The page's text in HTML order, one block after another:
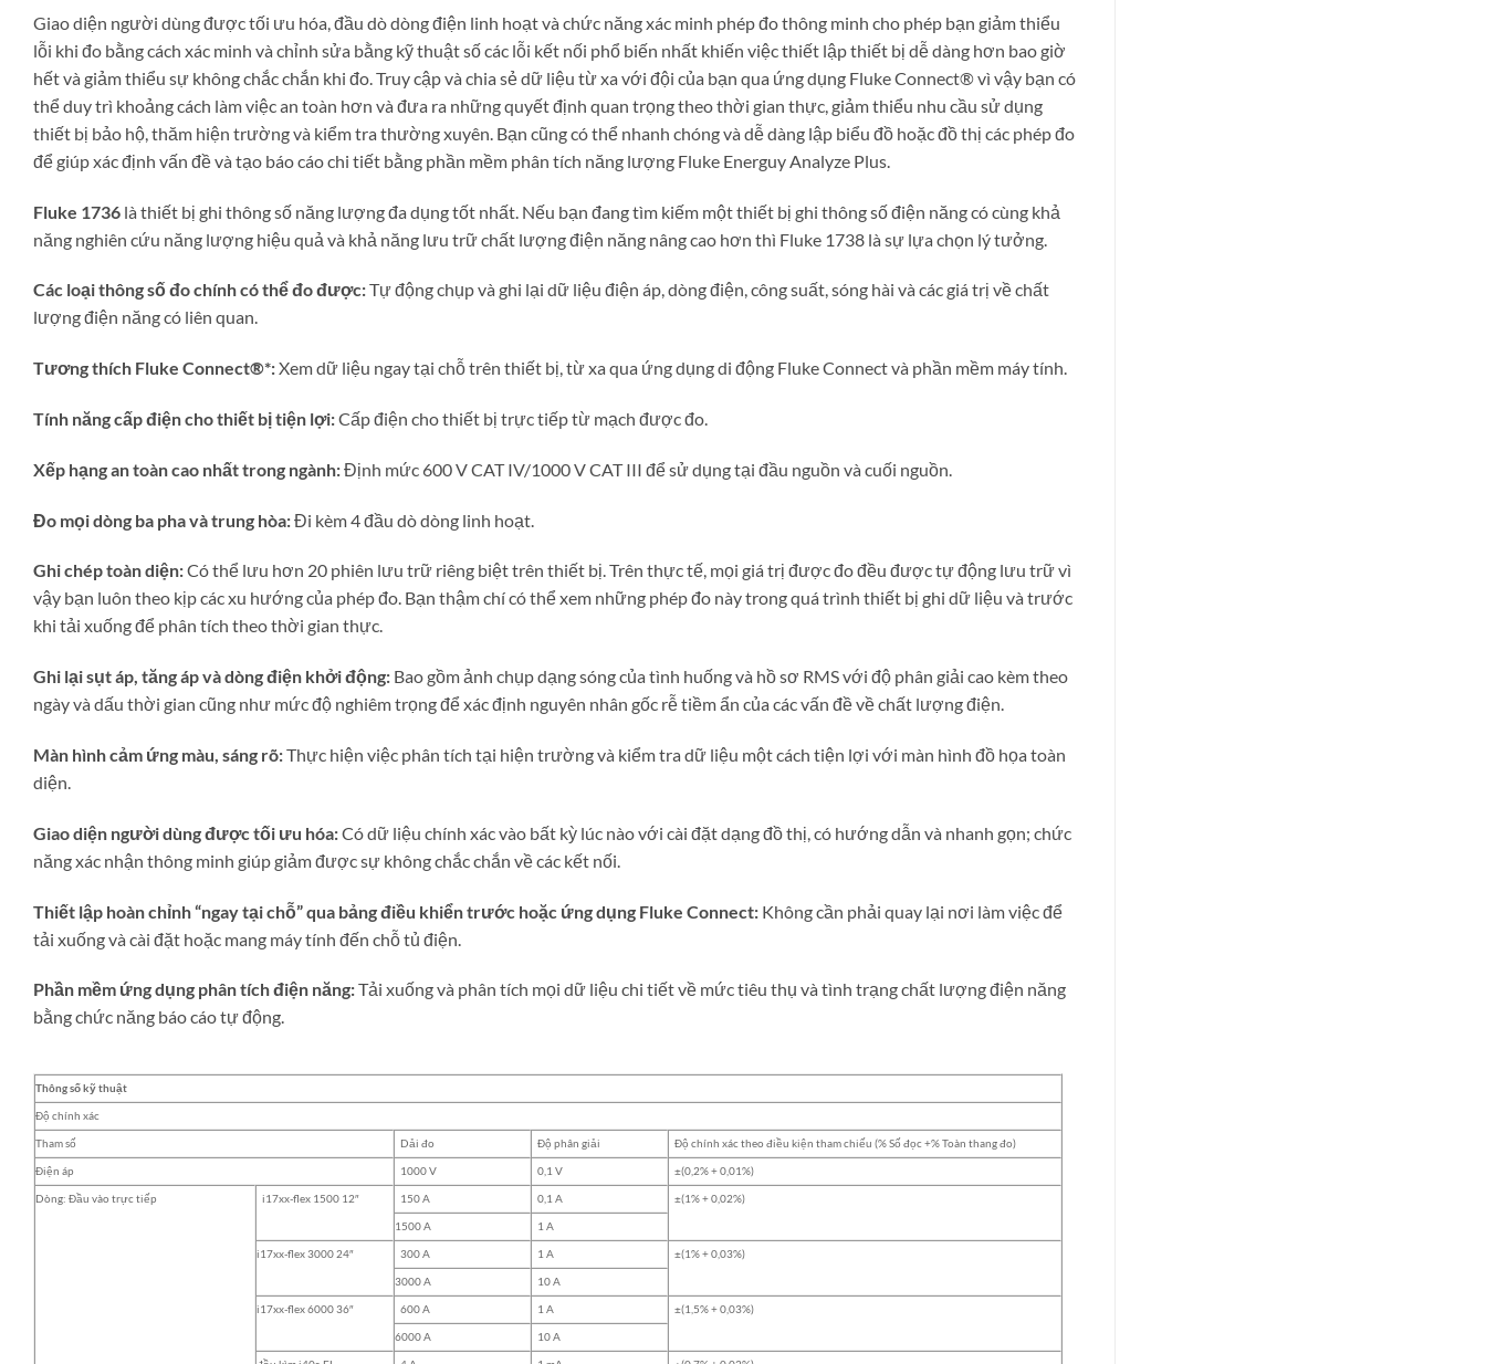
Giao diện người dùng được tối ưu hóa, đầu dò dòng điện linh hoạt và chức năng xác minh phép đo thông minh cho phép bạn giảm thiểu
lỗi khi đo bằng cách xác minh và chỉnh sửa bằng kỹ thuật số các lỗi kết nối phổ biến nhất khiến việc thiết lập thiết bị dễ dàng hơn bao giờ
hết và giảm thiểu sự không chắc chắn khi đo. Truy cập và chia sẻ dữ liệu từ xa với đội của bạn qua ứng dụng Fluke Connect® vì vậy bạn có
thể duy trì khoảng cách làm việc an toàn hơn và đưa ra những quyết định quan trọng theo thời gian thực, giảm thiểu nhu cầu sử dụng
thiết bị bảo hộ, thăm hiện trường và kiểm tra thường xuyên. Bạn cũng có thể nhanh chóng và dễ dàng lập biểu đồ hoặc đồ thị các phép đo
để giúp xác định vấn đề và tạo báo cáo chi tiết bằng phần mềm phân tích năng lượng Fluke Energuy Analyze Plus.
Fluke 1736 là thiết bị ghi thông số năng lượng đa dụng tốt nhất. Nếu bạn đang tìm kiếm một thiết bị ghi thông số điện năng có cùng khả
năng nghiên cứu năng lượng hiệu quả và khả năng lưu trữ chất lượng điện năng nâng cao hơn thì Fluke 1738 là sự lựa chọn lý tưởng.
Các loại thông số đo chính có thể đo được:Tự động chụp và ghi lại dữ liệu điện áp, dòng điện, công suất, sóng hài và các giá trị về chất
lượng điện năng có liên quan.
Tương thích Fluke Connect®*:Xem dữ liệu ngay tại chỗ trên thiết bị, từ xa qua ứng dụng di động Fluke Connect và phần mềm máy tính.
Tính năng cấp điện cho thiết bị tiện lợi:Cấp điện cho thiết bị trực tiếp từ mạch được đo.
Xếp hạng an toàn cao nhất trong ngành:Định mức 600 V CAT IV/1000 V CAT III để sử dụng tại đầu nguồn và cuối nguồn.
Đo mọi dòng ba pha và trung hòa:Đi kèm 4 đầu dò dòng linh hoạt.
Ghi chép toàn diện:Có thể lưu hơn 20 phiên lưu trữ riêng biệt trên thiết bị. Trên thực tế, mọi giá trị được đo đều được tự động lưu trữ vì
vậy bạn luôn theo kịp các xu hướng của phép đo. Bạn thậm chí có thể xem những phép đo này trong quá trình thiết bị ghi dữ liệu và trước
khi tải xuống để phân tích theo thời gian thực.
Ghi lại sụt áp, tăng áp và dòng điện khởi động: Bao gồm ảnh chụp dạng sóng của tình huống và hồ sơ RMS với độ phân giải cao kèm theo
ngày và dấu thời gian cũng như mức độ nghiêm trọng để xác định nguyên nhân gốc rễ tiềm ẩn của các vấn đề về chất lượng điện.
Màn hình cảm ứng màu, sáng rõ:Thực hiện việc phân tích tại hiện trường và kiểm tra dữ liệu một cách tiện lợi với màn hình đồ họa toàn
diện.
Giao diện người dùng được tối ưu hóa:Có dữ liệu chính xác vào bất kỳ lúc nào với cài đặt dạng đồ thị, có hướng dẫn và nhanh gọn; chức
năng xác nhận thông minh giúp giảm được sự không chắc chắn về các kết nối.
Thiết lập hoàn chỉnh “ngay tại chỗ” qua bảng điều khiển trước hoặc ứng dụng Fluke Connect: Không cần phải quay lại nơi làm việc để
tải xuống và cài đặt hoặc mang máy tính đến chỗ tủ điện.
Phần mềm ứng dụng phân tích điện năng:Tải xuống và phân tích mọi dữ liệu chi tiết về mức tiêu thụ và tình trạng chất lượng điện năng
bằng chức năng báo cáo tự động.
Thông số kỹ thuật
Độ chính xác
Tham số Dải đo Độ phân giải Độ chính xác theo điều kiện tham chiếu (% Số đọc +% Toàn thang đo)
Điện áp 1000 V 0,1 V ±(0,2% + 0,01%)
Dòng: Đầu vào trực tiếp i17xx-flex 1500 12″ 150 A 0,1 A ±(1% + 0,02%)
1500 A 1 A
i17xx-flex 3000 24″ 300 A 1 A ±(1% + 0,03%)
3000 A 10 A
i17xx-flex 6000 36″ 600 A 1 A ±(1,5% + 0,03%)
6000 A 10 A